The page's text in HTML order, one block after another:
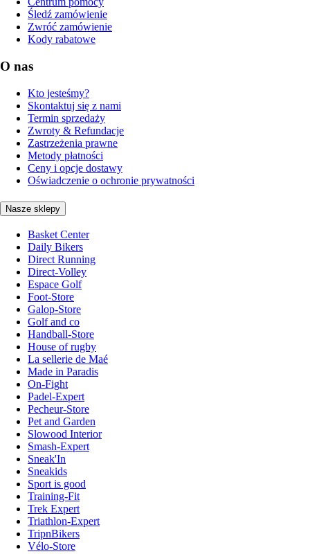
Śledź zamówienie
Zwróć zamówienie
Kody rabatowe
O nas
Kto jesteśmy?
Skontaktuj się z nami
Termin sprzedaży
Zwroty & Refundacje
Zastrzeżenia prawne
Metody płatności
Ceny i opcje dostawy
Oświadczenie o ochronie prywatności
Nasze sklepy
Basket Center
Daily Bikers
Direct Running
Direct-Volley
Espace Golf
Foot-Store
Galop-Store
Golf and co
Handball-Store
House of rugby
La sellerie de Maé
Made in Paradis
On-Fight
Padel-Expert
Pecheur-Store
Pet and Garden
Slowood Interior
Smash-Expert
Sneak'In
Sneakids
Sport is good
Training-Fit
Trek Expert
Triathlon-Expert
TripnBikers
Vélo-Store